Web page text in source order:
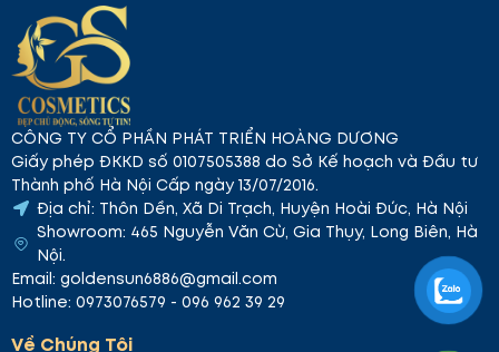
CÔNG TY CỔ PHẦN PHÁT TRIỂN HOÀNG DƯƠNG
Giấy phép ĐKKD số 0107505388 do Sở Kế hoạch và Đầu tư
Thành phố Hà Nội Cấp ngày 13/07/2016.
Địa chỉ: Thôn Dền, Xã Di Trạch, Huyện Hoài Đức, Hà Nội
Showroom: 465 Nguyễn Văn Cừ, Gia Thụy, Long Biên, Hà
Nội.
Email: goldensun6886@gmail.com
Hotline: 0973076579 - 096 962 39 29
Về Chúng Tôi